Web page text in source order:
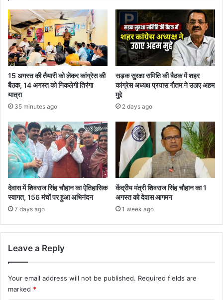
15 अगस्त की तैयारी को लेकर कांग्रेस की
बैठक, 14 अगस्त को निकलेगी तिरंगा
यात्रा
35 minutes ago
सड़क सुरक्षा समिति की बैठक में शहर
कांग्रेस अध्यक्ष प्रयास गौतम ने उठाए अहम
मुद्दे
2 days ago
देवास में शिवराज सिंह चौहान का ऐतिहासिक
स्वागत, 156 मंचों पर हुआ अभिनंदन
7 days ago
केंद्रीय मंत्री शिवराज सिंह चौहान का 1
अगस्त को देवास आगमन
1 week ago
Leave a Reply
Your email address will not be published. Required fields are
marked *